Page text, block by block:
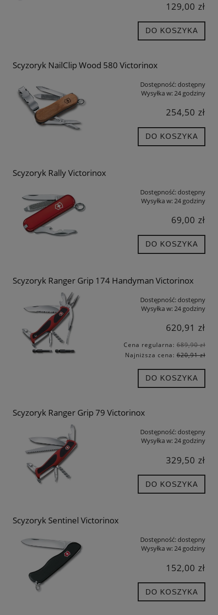
129,00 zł
DO KOSZYKA
Scyzoryk NailClip Wood 580 Victorinox
Dostępność:dostępny
Wysyłka w:24 godziny
254,50 zł
DO KOSZYKA
Scyzoryk Rally Victorinox
Dostępność:dostępny
Wysyłka w:24 godziny
69,00 zł
DO KOSZYKA
Scyzoryk Ranger Grip 174 Handyman Victorinox
Dostępność:dostępny
Wysyłka w:24 godziny
620,91 zł
Cena regularna: 689,90 zł
Najniższa cena: 620,91 zł
DO KOSZYKA
Scyzoryk Ranger Grip 79 Victorinox
Dostępność:dostępny
Wysyłka w:24 godziny
329,50 zł
DO KOSZYKA
Scyzoryk Sentinel Victorinox
Dostępność:dostępny
Wysyłka w:24 godziny
152,00 zł
DO KOSZYKA